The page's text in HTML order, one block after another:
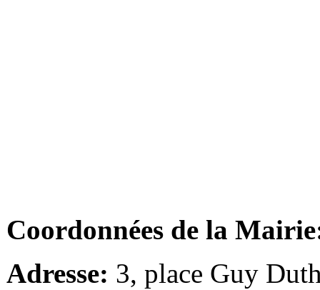
Coordonnées de la
Adresse: 3, place Guy